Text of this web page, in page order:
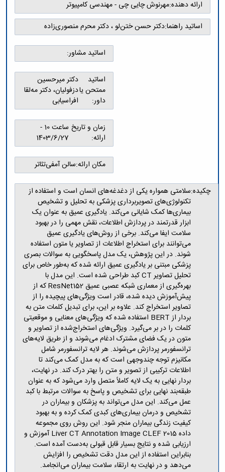
پژوهشی
معاونت
تحصیلات
آئین
نامه
ها
گروه
صنایع
گروه
ارتباط
کارآموزی
بنیاد
ملی
نخبگان
شرکت
های
دانش
بنیان
فرآیندها
آئین
نامه
نامه
های
پژوهشی
فرم
های
پژوهشی
مهندسی
مکانیک
مهندسی
کامپیوتر
ارائه دهنده:مهرنوش چایی چی - مهندسی کامپیوتر
اساتید راهنما:دکتر حسن ختن‌لو ، دکتر محرم منصوری‌زاده
اساتید مشاور:
اساتید
ممتحن یا
داور:
دکتر میرحسین
دزفولیان، دکتر مه‌لقا
افراسیابی
زمان و تاریخ
ارائه:
ساعت 10 -
1403/6/27
مکان ارائه:سالن آمفی‌تئاتر
چکیده:سلامتی همواره یکی از دغدغه‌های انسان است و استفاده از
تکنولوژی‌های تصویربرداری پزشکی به تحلیل و تشخیص
بیماری‌ها کمک شایانی می‌کند. یادگیری عمیق به عنوان یک
ابزار قدرتمند در پردازش اطلاعات، نقش مهمی را در بهبود
سلامت ایفا می‌کند. برخی از روش‌های یادگیری عمیق
می‌توانند برای استخراج اطلاعات از تصاویر یا متون استفاده
شوند. در این پژوهش، یک مدل پاسخگویی به سوالات بصری
پزشکی مبتنی بر یادگیری عمیق ارائه شده که به‌طور خاص برای
تحلیل تصاویر CT کبد طراحی شده است. این مدل با
بهره‌گیری از معماری شبکه عصبی عمیق ResNet152 که از
پیش‌آموزش دیده شده، قادر است ویژگی‌های پیچیده را از
تصاویر استخراج کند. علاوه بر این، برای تبدیل کلمات متن به
بردار از BERT استفاده شده که ویژگی‌های معنایی و موقعیتی
کلمات را در بر می‌گیرد. ویژگی‌های استخراج‌شده از تصاویر و
متون در یک فضای مشترک ادغام می‌شوند و از طریق لایه‌های
ترانسفورمر پردازش می‌شوند. هر لایه ترانسفورمر شامل
مکانیزم توجه چندوجهی است که به مدل کمک می‌کند تا
اطلاعات ترکیبی از تصویر و متن را بهتر درک کند. در نهایت،
بردار نهایی به یک لایه کاملاً متصل وارد می‌شود که به عنوان
طبقه‌بند نهایی برای تشخیص و پاسخ به سوالات مرتبط با کبد
عمل می‌کند. این مدل می‌تواند به پزشکان و بیماران در
تشخیص و درمان بیماری‌های کبدی کمک کرده و به بهبود
کیفیت زندگی بیماران منجر شود. این روش روی مجموعه
داده Liver CT Annotation Image CLEF 2015 آموزش و
ارزیابی شده و نتایج بسیار قابل قبولی ‌به‌دست آمده است.
بنابراین استفاده از این مدل دقت تشخیص را افزایش
می‌دهد و در نهایت به ارتقاء سلامت بیماران می‌انجامد.